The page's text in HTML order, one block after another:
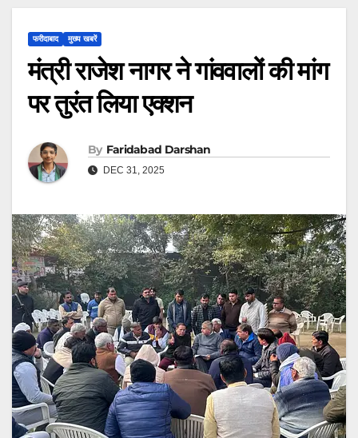
फरीदाबाद मुख्य खबरें
मंत्री राजेश नागर ने गांववालों की मांग
पर तुरंत लिया एक्शन
By Faridabad Darshan
DEC 31, 2025